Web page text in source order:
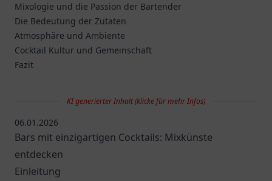
Mixologie und die Passion der Bartender
Die Bedeutung der Zutaten
Atmosphäre und Ambiente
Cocktail Kultur und Gemeinschaft
Fazit
KI generierter Inhalt (klicke für mehr Infos)
06.01.2026
Bars mit einzigartigen Cocktails: Mixkünste
entdecken
Einleitung